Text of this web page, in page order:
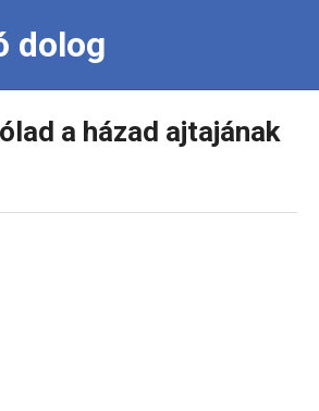
dolog
a házad ajtajának